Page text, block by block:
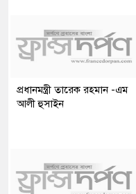
প্রধানমন্ত্রী তারেক রহমান -এম
আলী হুসাইন